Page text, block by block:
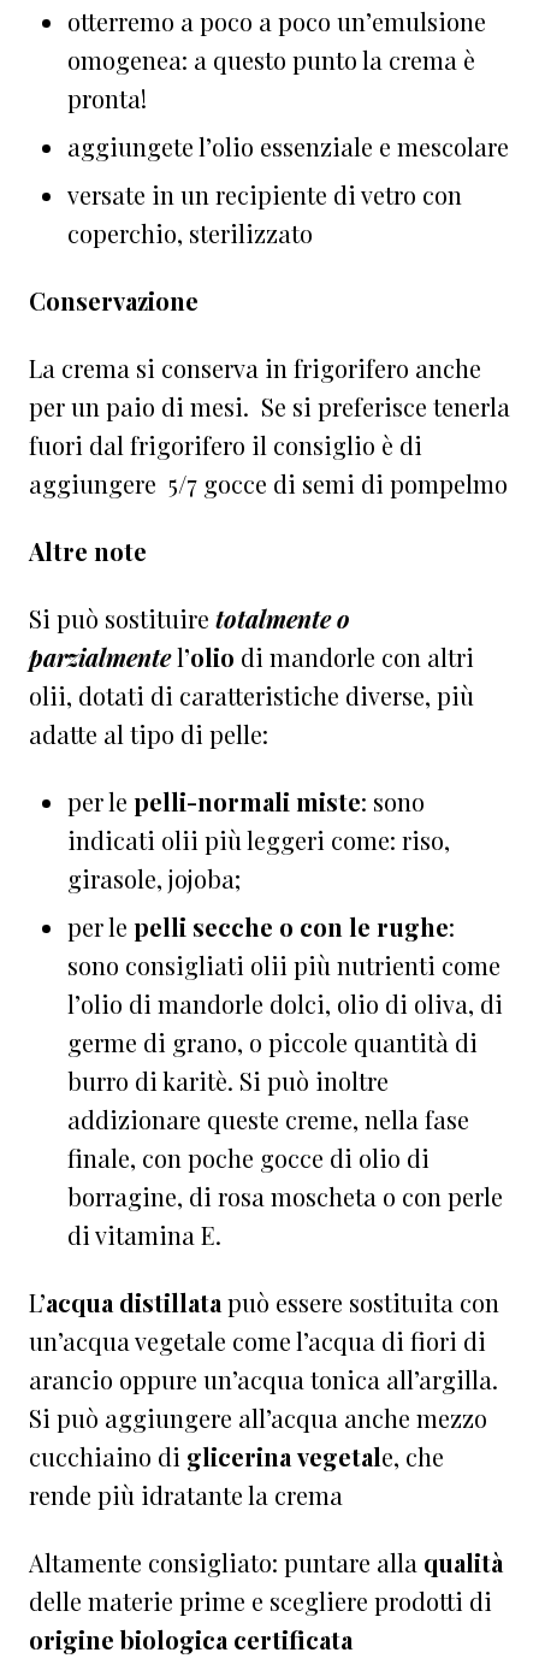
otterremo a poco a poco un’emulsione
omogenea: a questo punto la crema è
pronta!
aggiungete l’olio essenziale e mescolare
versate in un recipiente di vetro con
coperchio, sterilizzato
Conservazione
La crema si conserva in frigorifero anche
per un paio di mesi. Se si preferisce tenerla
fuori dal frigorifero il consiglio è di
aggiungere 5/7 gocce di semi di pompelmo
Altre note
Si può sostituire totalmente o
parzialmentel’olio di mandorle con altri
olii, dotati di caratteristiche diverse, più
adatte al tipo di pelle:
per le pelli-normali miste: sono
indicati olii più leggeri come: riso,
girasole, jojoba;
per le pelli secche o con le rughe:
sono consigliati olii più nutrienti come
l’olio di mandorle dolci, olio di oliva, di
germe di grano, o piccole quantità di
burro di karitè. Si può inoltre
addizionare queste creme, nella fase
finale, con poche gocce di olio di
borragine, di rosa moscheta o con perle
di vitamina E.
L’acqua distillata può essere sostituita con
un’acqua vegetale come l’acqua di fiori di
arancio oppure un’acqua tonica all’argilla.
Si può aggiungere all’acqua anche mezzo
cucchiaino di glicerina vegetale, che
rende più idratante la crema
Altamente consigliato: puntare alla qualità
delle materie prime e scegliere prodotti di
origine biologica certificata